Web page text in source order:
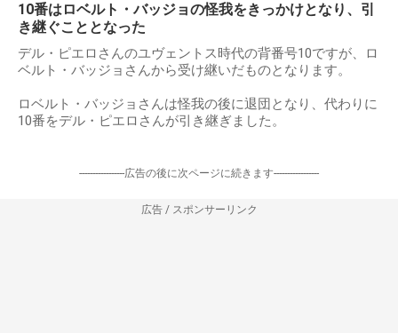
10番はロベルト・バッジョの怪我をきっかけとなり、引
き継ぐこととなった
デル・ピエロさんのユヴェントス時代の背番号10ですが、ロ
ベルト・バッジョさんから受け継いだものとなります。
ロベルト・バッジョさんは怪我の後に退団となり、代わりに
10番をデル・ピエロさんが引き継ぎました。
-----------------広告の後に次ページに続きます-----------------
広告 / スポンサーリンク